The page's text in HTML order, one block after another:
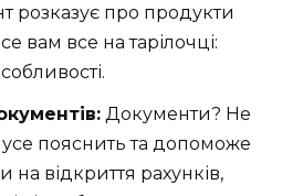
розказує про продукти
вам все на тарілочці:
Документи? Не
пояснить та допоможе
на відкриття рахунків,